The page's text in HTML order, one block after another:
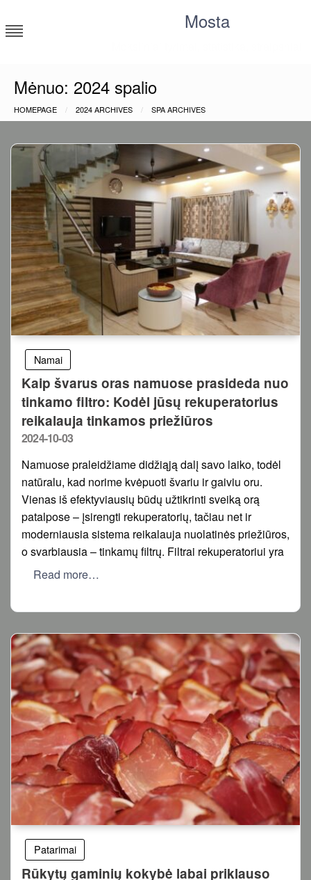
to
content
Mosta
Mėnuo: 2024 spalio
HOMEPAGE 2024 ARCHIVES SPA ARCHIVES
Namai
Kaip švarus oras namuose prasideda nuo
tinkamo filtro: Kodėl jūsų rekuperatorius
reikalauja tinkamos priežiūros
Posted
2024-10-03
Namuose praleidžiame didžiąją dalį savo laiko, todėl
natūralu, kad norime kvėpuoti švariu ir gaiviu oru.
Vienas iš efektyviausių būdų užtikrinti sveiką orą
patalpose – įsirengti rekuperatorių, tačiau net ir
moderniausia sistema reikalauja nuolatinės priežiūros,
o svarbiausia – tinkamų filtrų. Filtrai rekuperatoriui yra
Read more…
Patarimai
Rūkytų gaminių kokybė labai priklauso